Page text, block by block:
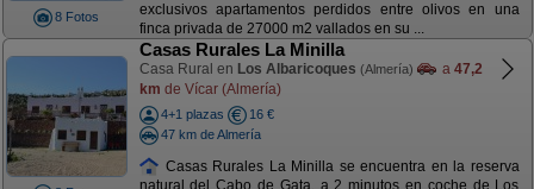
8 Fotos
exclusivos apartamentos perdidos entre olivos en una
finca privada de 27000 m2 vallados en su ...
Casas Rurales La Minilla
Casa Rural en Los Albaricoques (Almería) a 47,2
km de Vícar (Almería)
4+1 plazas
16 €
47 km de Almería
Casas Rurales La Minilla se encuentra en la reserva